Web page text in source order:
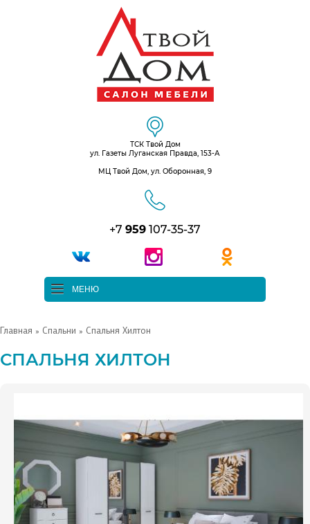
ТСК Твой Дом
ул. Газеты Луганская Правда, 153-А
МЦ Твой Дом, ул. Оборонная, 9
+7 959 107-35-37
МЕНЮ
Главная » Спальни » Спальня Хилтон
СПАЛЬНЯ ХИЛТОН